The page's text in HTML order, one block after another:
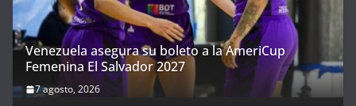
Venezuela asegura su boleto a la AmeriCup
Femenina El Salvador 2027
7 agosto, 2026